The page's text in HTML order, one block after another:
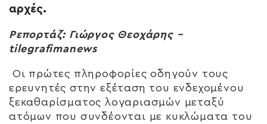
αρχές.
Ρεπορτάζ: Γιώργος Θεοχάρης –
tilegrafimanews
Οι πρώτες πληροφορίες οδηγούν τους
ερευνητές στην εξέταση του ενδεχομένου
ξεκαθαρίσματος λογαριασμών μεταξύ
ατόμων που συνδέονται με κυκλώματα του